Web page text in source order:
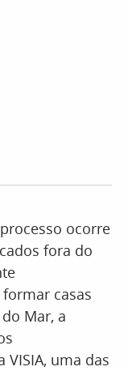
ocorre
fora do
casas
Mar, a
uma das